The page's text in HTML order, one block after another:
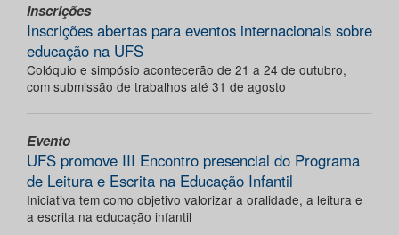
Inscrições
Inscrições abertas para eventos internacionais sobre
educação na UFS
Colóquio e simpósio acontecerão de 21 a 24 de outubro,
com submissão de trabalhos até 31 de agosto
Evento
UFS promove III Encontro presencial do Programa
de Leitura e Escrita na Educação Infantil
Iniciativa tem como objetivo valorizar a oralidade, a leitura e
a escrita na educação infantil